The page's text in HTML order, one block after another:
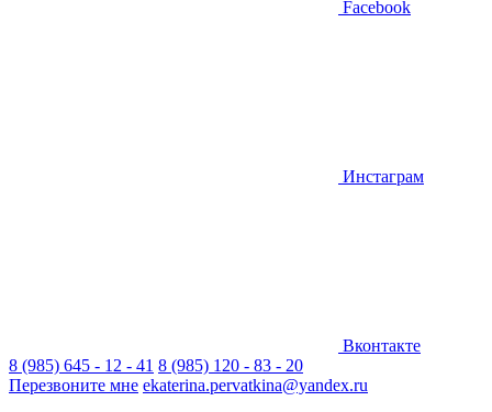
Facebook
Инстаграм
Вконтакте
8 (985) 645 - 12 - 41 8 (985) 120 - 83 - 20
Перезвоните мне ekaterina.pervatkina@yandex.ru